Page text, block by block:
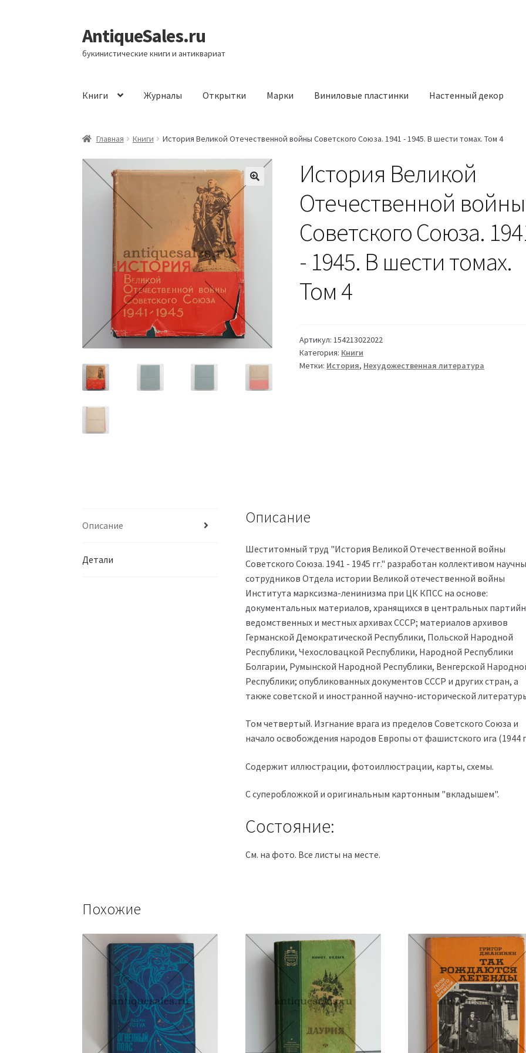
Перейти
к
навигации
Перейти
к
содержимому
AntiqueSales.ru
букинистические книги и антиквариат
Книги Журналы Открытки Марки Виниловые пластинки Настенный декор
ГлавнаяГлавная Книги История Великой Отечественной войны Советского Союза. 1941 - 1945. В шести томах. Том 4
История Великой
Отечественной войны
Советского Союза.
- 1945. В шести томах.
Том 4
Артикул:154213022022
Категория: Книги
Метки: История, Нехудожественная литература
Описание
Детали
Описание
Шеститомный труд "История Великой Отечественной войны
Советского Союза. 1941 - 1945 гг." разработан коллективом
сотрудников Отдела истории Великой отечественной войны
Института марксизма-ленинизма при ЦК КПСС на основе:
документальных материалов, хранящихся в центральных
ведомственных и местных архивах СССР; материалов архивов
Германской Демократической Республики, Польской Народной
Республики, Чехословацкой Республики, Народной Республики
Болгарии, Румынской Народной Республики, Венгерской
Республики; опубликованных документов СССР и других стран, а
также советской и иностранной научно-исторической
Том четвертый. Изгнание врага из пределов Советского Союза и
начало освобождения народов Европы от фашистского ига (1944
Содержит иллюстрации, фотоиллюстрации, карты, схемы.
С суперобложкой и оригинальным картонным "вкладышем".
Состояние:
См. на фото. Все листы на месте.
Похожие